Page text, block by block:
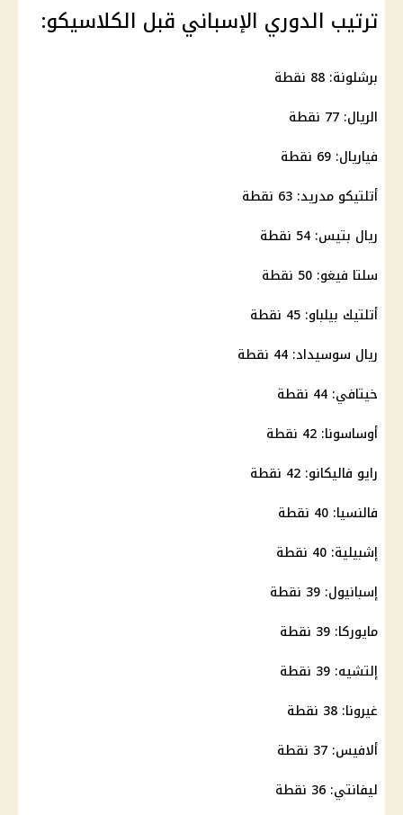
ترتيب الدوري الإسباني قبل الكلاسيكو:
برشلونة: 88 نقطة
الريال: 77 نقطة
فياريال: 69 نقطة
أتلتيكو مدريد: 63 نقطة
ريال بتيس: 54 نقطة
سلتا فيغو: 50 نقطة
أتلتيك بيلباو: 45 نقطة
ريال سوسيداد: 44 نقطة
خيتافي: 44 نقطة
أوساسونا: 42 نقطة
رايو فاليكانو: 42 نقطة
فالنسيا: 40 نقطة
إشبيلية: 40 نقطة
إسبانيول: 39 نقطة
مايوركا: 39 نقطة
إلتشيه: 39 نقطة
غيرونا: 38 نقطة
ألافيس: 37 نقطة
ليفانتي: 36 نقطة